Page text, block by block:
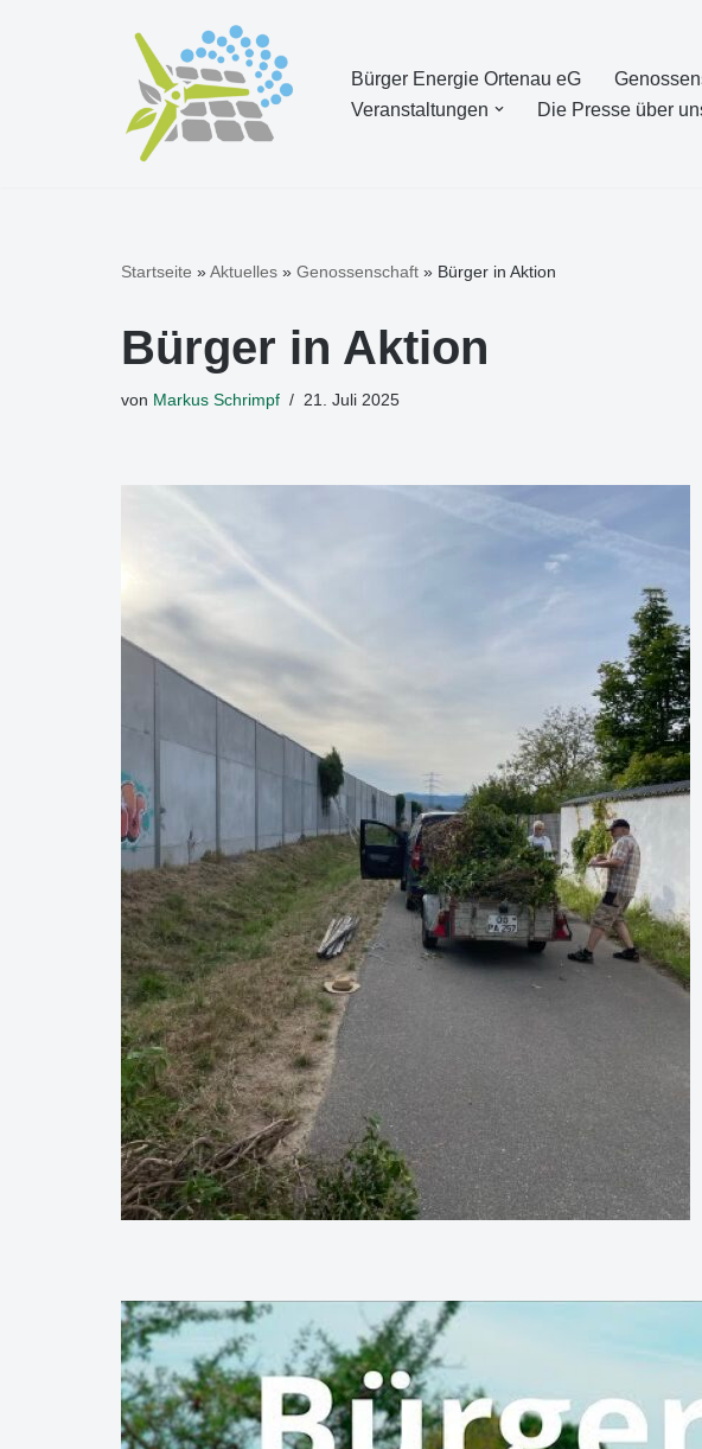
Bürger Energie Ortenau eG
Veranstaltungen
Die Presse über
Startseite »Aktuelles » Genossenschaft » Bürger in Aktion
Bürger in Aktion
von Markus Schrimpf 21. Juli 2025